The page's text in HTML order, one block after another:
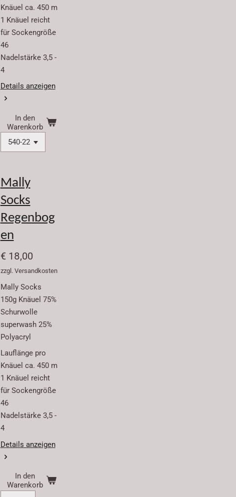
Knäuel ca. 450 m
1 Knäuel reicht
für Sockengröße
46
Nadelstärke 3,5 -
4
Details anzeigen
In den
Warenkorb
Mally
Socks
Regenbog
en
€ 18,00
zzgl. Versandkosten
Mally Socks
150g Knäuel 75%
Schurwolle
superwash 25%
Polyacryl
Lauflänge pro
Knäuel ca. 450 m
1 Knäuel reicht
für Sockengröße
46
Nadelstärke 3,5 -
4
Details anzeigen
In den
Warenkorb